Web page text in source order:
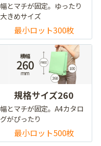
幅とマチが固定。ゆったり
大きめサイズ
最小ロット300枚
規格サイズ260
幅とマチが固定。A4カタロ
グがぴったり
最小ロット500枚